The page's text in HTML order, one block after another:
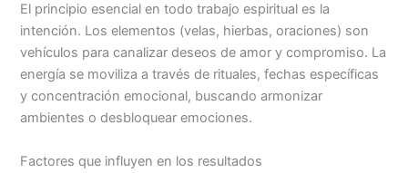
El principio esencial en todo trabajo espiritual es la
intención. Los elementos (velas, hierbas, oraciones) son
vehículos para canalizar deseos de amor y compromiso. La
energía se moviliza a través de rituales, fechas específicas
y concentración emocional, buscando armonizar
ambientes o desbloquear emociones.
Factores que influyen en los resultados